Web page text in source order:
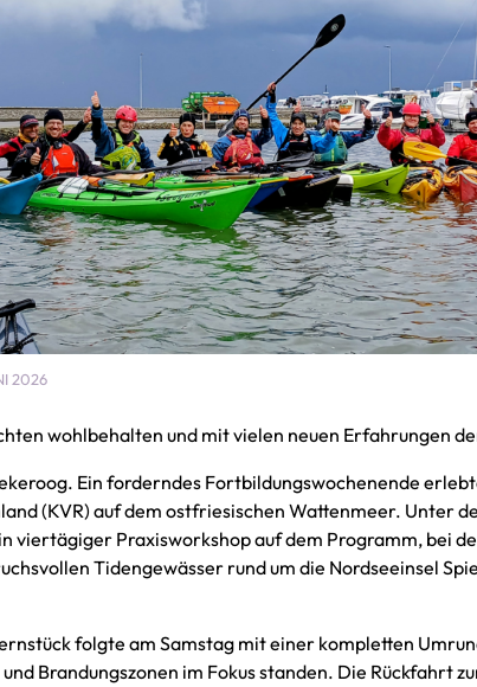
2026
wohlbehalten und mit vielen neuen Erfahrungen
Ein forderndes Fortbildungswochenende
(KVR) auf dem ostfriesischen Wattenmeer. Unter
viertägiger Praxisworkshop auf dem Programm, bei
Tidengewässer rund um die Nordseeinsel
folgte am Samstag mit einer kompletten
Brandungszonen im Fokus standen. Die Rückfahrt